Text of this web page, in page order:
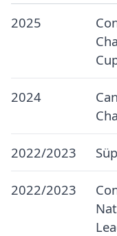
2025
2024
2022/2023
2022/2023